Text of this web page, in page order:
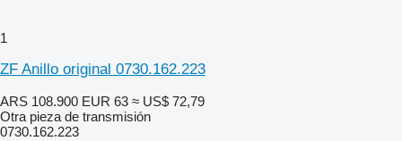
1
ZF Anillo original 0730.162.223
ARS 108.900 EUR 63 ≈ US$ 72,79
Otra pieza de transmisión
0730.162.223